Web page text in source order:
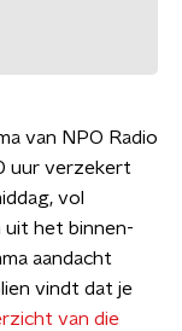
van NPO Radio
uur verzekert
vol
het binnen-
aandacht
vindt dat je
van die